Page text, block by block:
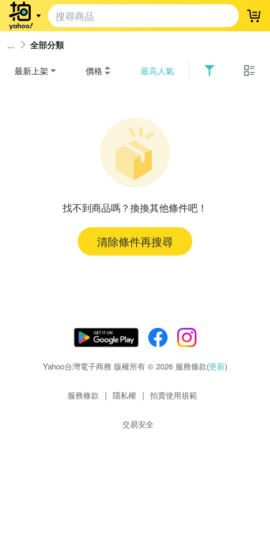
登
全部分類
最新上架 價格 最高人氣
找不到商品嗎？換換其他條件吧！
清除條件再搜尋
Yahoo台灣電子商務 版權所有 © 2026 服務條款(更新)
服務條款 | 隱私權 | 拍賣使用規範
交易安全